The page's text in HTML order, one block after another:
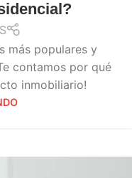
más populares y
contamos por qué
inmobiliario!